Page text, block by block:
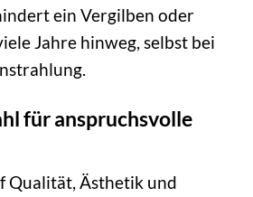
ein Vergilben oder
Jahre hinweg, selbst bei
für anspruchsvolle
Qualität, Ästhetik und